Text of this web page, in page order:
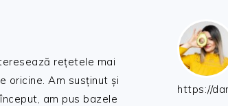
rețetele mai
oricine. Am susținut și
am pus bazele
https://